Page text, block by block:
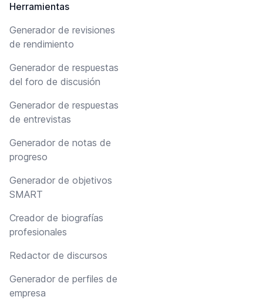
Herramientas
Generador de revisiones
de rendimiento
Generador de respuestas
del foro de discusión
Generador de respuestas
de entrevistas
Generador de notas de
progreso
Generador de objetivos
SMART
Creador de biografías
profesionales
Redactor de discursos
Generador de perfiles de
empresa